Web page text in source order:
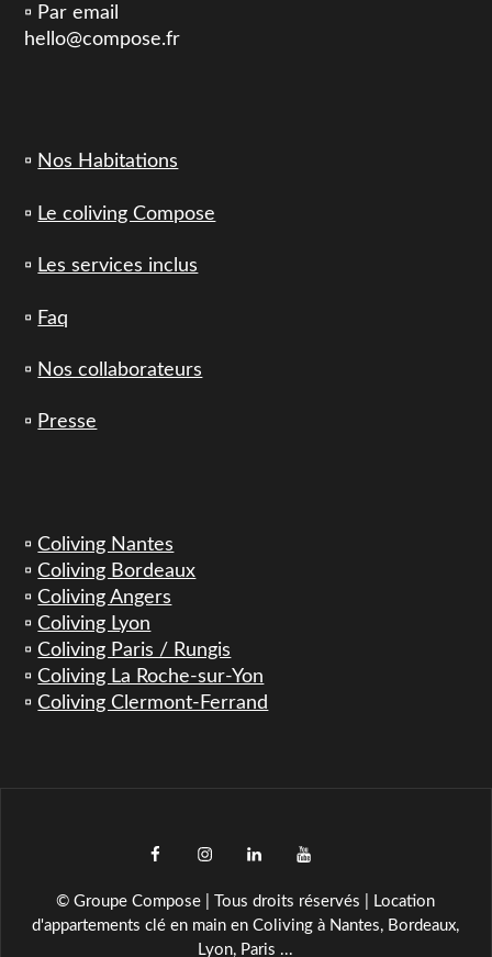
▫️ Par email
hello@compose.fr
▫️ Nos Habitations
▫️ Le coliving Compose
▫️ Les services inclus
▫️ Faq
▫️ Nos collaborateurs
▫️ Presse
▫️Coliving Nantes
▫️Coliving Bordeaux
▫️Coliving Angers
▫️Coliving Lyon
▫️Coliving Paris / Rungis
▫️Coliving La Roche-sur-Yon
▫️Coliving Clermont-Ferrand
facebookinstagramLinkedInYouTube
© Groupe Compose | Tous droits réservés | Location
d'appartements clé en main en Coliving à Nantes, Bordeaux,
Lyon, Paris ...